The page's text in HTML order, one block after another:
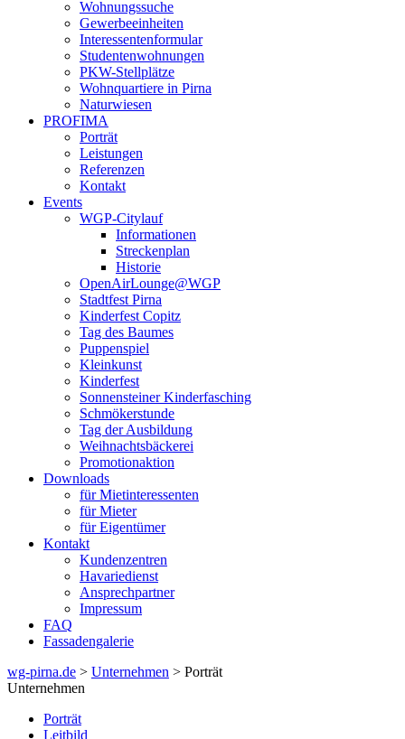
Wohnungssuche
Gewerbeeinheiten
Interessentenformular
Studentenwohnungen
PKW-Stellplätze
Wohnquartiere in Pirna
Naturwiesen
PROFIMA
Porträt
Leistungen
Referenzen
Kontakt
Events
WGP-Citylauf
Informationen
Streckenplan
Historie
OpenAirLounge@WGP
Stadtfest Pirna
Kinderfest Copitz
Tag des Baumes
Puppenspiel
Kleinkunst
Kinderfest
Sonnensteiner Kinderfasching
Schmökerstunde
Tag der Ausbildung
Weihnachtsbäckerei
Promotionaktion
Downloads
für Mietinteressenten
für Mieter
für Eigentümer
Kontakt
Kundenzentren
Havariedienst
Ansprechpartner
Impressum
FAQ
Fassadengalerie
wg-pirna.de > Unternehmen > Porträt
Unternehmen
Porträt
Leitbild